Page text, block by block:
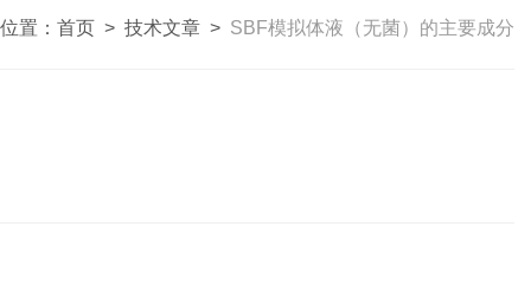
置： 首页 > 技术文章 > SBF模拟体液（无菌）的主要成分